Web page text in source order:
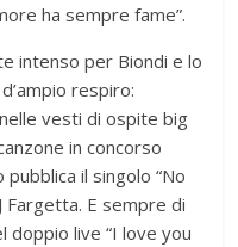
ha sempre fame”.
intenso per Biondi e lo
respiro:
vesti di ospite big
in concorso
il singolo “No
Fargetta. E sempre di
doppio live “I love you